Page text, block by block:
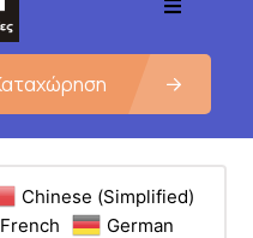
Chinese (Simplified)
French
German